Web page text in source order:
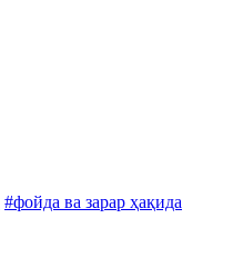
#фойда ва зарар ҳақида